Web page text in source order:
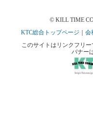
© KILL TIME
KTC総合トップページ
｜会
このサイトはリンクフリ
バナー